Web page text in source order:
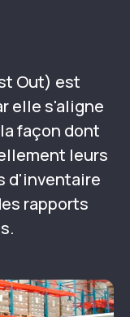
Out) est
elle s'aligne
façon dont
leurs
d'inventaire
rapports